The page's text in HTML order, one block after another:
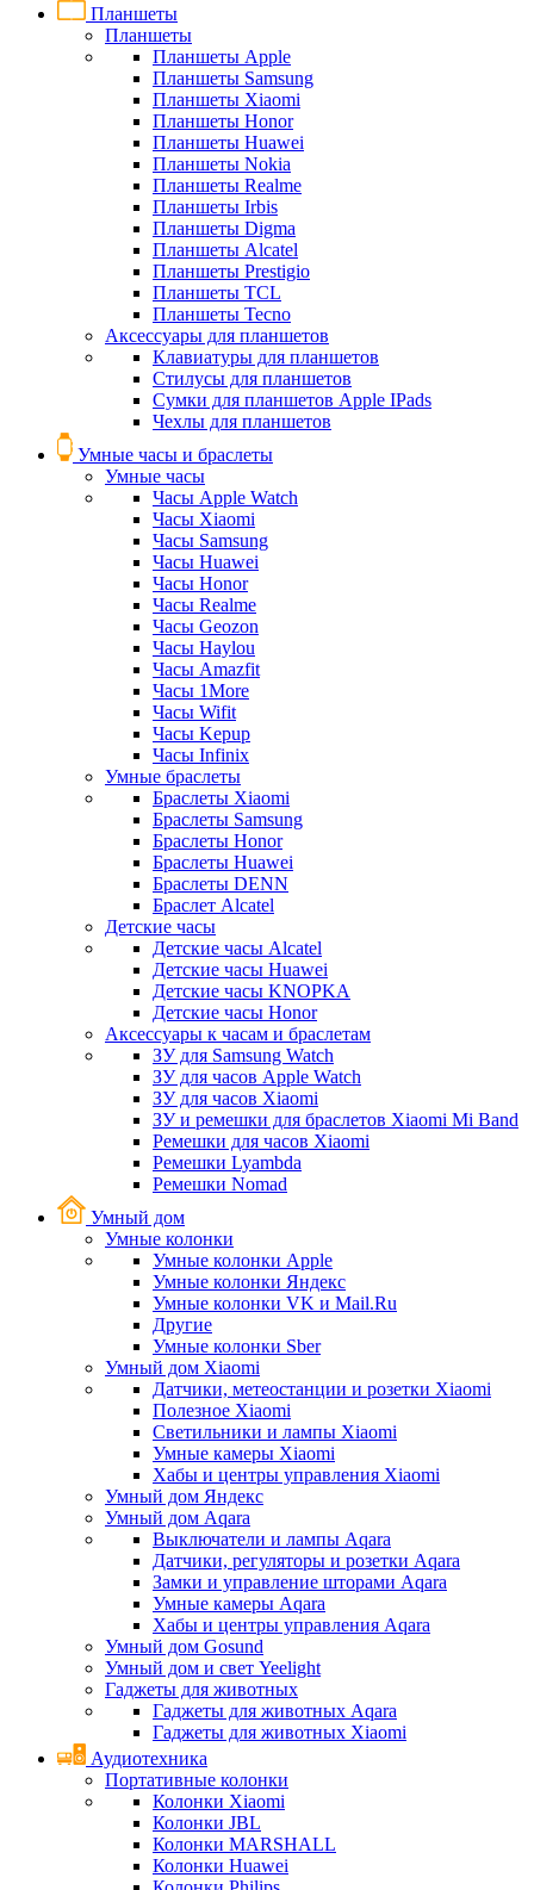
Планшеты
Планшеты
Планшеты Apple
Планшеты Samsung
Планшеты Xiaomi
Планшеты Honor
Планшеты Huawei
Планшеты Nokia
Планшеты Realme
Планшеты Irbis
Планшеты Digma
Планшеты Alcatel
Планшеты Prestigio
Планшеты TCL
Планшеты Tecno
Аксессуары для планшетов
Клавиатуры для планшетов
Стилусы для планшетов
Сумки для планшетов Apple IPads
Чехлы для планшетов
Умные часы и браслеты
Умные часы
Часы Apple Watch
Часы Xiaomi
Часы Samsung
Часы Huawei
Часы Honor
Часы Realme
Часы Geozon
Часы Haylou
Часы Amazfit
Часы 1More
Часы Wifit
Часы Kepup
Часы Infinix
Умные браслеты
Браслеты Xiaomi
Браслеты Samsung
Браслеты Honor
Браслеты Huawei
Браслеты DENN
Браслет Alcatel
Детские часы
Детские часы Alcatel
Детские часы Huawei
Детские часы KNOPKA
Детские часы Honor
Аксессуары к часам и браслетам
ЗУ для Samsung Watch
ЗУ для часов Apple Watch
ЗУ для часов Xiaomi
ЗУ и ремешки для браслетов Xiaomi Mi Band
Ремешки для часов Xiaomi
Ремешки Lyambda
Ремешки Nomad
Умный дом
Умные колонки
Умные колонки Apple
Умные колонки Яндекс
Умные колонки VK и Mail.Ru
Другие
Умные колонки Sber
Умный дом Xiaomi
Датчики, метеостанции и розетки Xiaomi
Полезное Xiaomi
Светильники и лампы Xiaomi
Умные камеры Xiaomi
Хабы и центры управления Xiaomi
Умный дом Яндекс
Умный дом Aqara
Выключатели и лампы Aqara
Датчики, регуляторы и розетки Aqara
Замки и управление шторами Aqara
Умные камеры Aqara
Хабы и центры управления Aqara
Умный дом Gosund
Умный дом и свет Yeelight
Гаджеты для животных
Гаджеты для животных Aqara
Гаджеты для животных Xiaomi
Аудиотехника
Портативные колонки
Колонки Xiaomi
Колонки JBL
Колонки MARSHALL
Колонки Huawei